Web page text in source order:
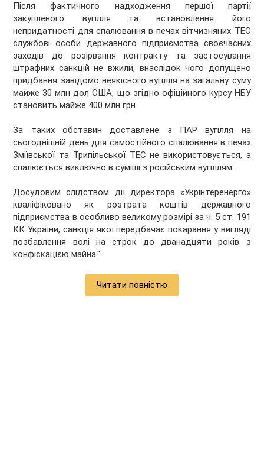
Після фактичного надходження першої партії
закупленого вугілля та встановлення його
непридатності для спалювання в печах вітчизняних ТЕС
службові особи державного підприємства своєчасних
заходів до розірвання контракту та застосування
штрафних санкцій не вжили, внаслідок чого допущено
придбання завідомо неякісного вугілля на загальну суму
майже 30 млн дол США, що згідно офіційного курсу НБУ
становить майже 400 млн грн.
За таких обставин доставлене з ПАР вугілля на
сьогоднішній день для самостійного спалювання в печах
Зміївської та Трипільської ТЕС не використовується, а
спалюється виключно в суміші з російським вугіллям.
Досудовим слідством дії директора «Укрінтеренерго»
кваліфіковано як розтрата коштів державного
підприємства в особливо великому розмірі за ч. 5 ст. 191
КК України, санкція якої передбачає покарання у вигляді
позбавлення волі на строк до дванадцяти років з
конфіскацією майна."
Читати повністю